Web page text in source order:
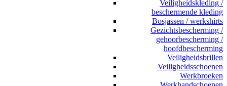
Veiligheidskleding /
beschermende kleding
Bosjassen / werkshirts
Gezichtsbescherming /
gehoorbescherming /
hoofdbescherming
Veiligheidsbrillen
Veiligheidsschoenen
Werkbroeken